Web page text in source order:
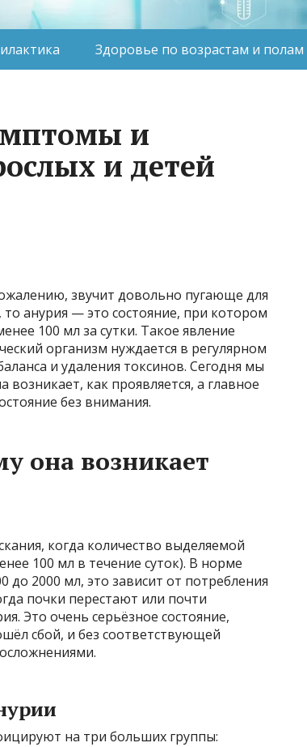
Здоровье по возрастам и полам
и
и детей
звучит довольно пугающе для
анурия — это состояние, при котором
100 мл за сутки. Такое явление
организм нуждается в регулярном
и удаления токсинов. Сегодня мы
как проявляется, а главное
без внимания.
она возникает
когда количество выделяемой
100 мл в течение суток). В норме
2000 мл, это зависит от потребления
почки перестают или почти
Это очень серьёзное состояние,
сбой, и без соответствующей
на три больших группы: